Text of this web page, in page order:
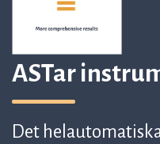
ASTar
Det